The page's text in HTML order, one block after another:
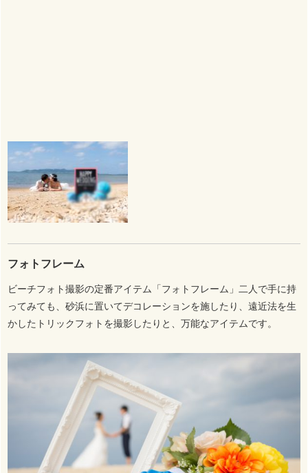
フォトフレーム
ビーチフォト撮影の定番アイテム「フォトフレーム」二人で手に持
ってみても、砂浜に置いてデコレーションを施したり、遠近法を生
かしたトリックフォトを撮影したりと、万能なアイテムです。